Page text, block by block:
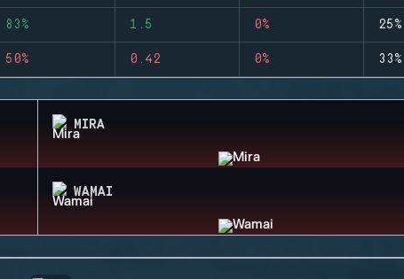
83% 1.5 0% 25%
50% 0.42 0% 33%
MIRA
WAMAI